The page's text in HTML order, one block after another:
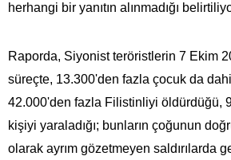
herhangi bir yanıtın alınmadığı
Raporda, Siyonist teröristlerin 7 Ekim
süreçte, 13.300'den fazla çocuk da
42.000'den fazla Filistinliyi öldürdüğü,
kişiyi yaraladığı; bunların çoğunun
olarak ayrım gözetmeyen saldırılarda